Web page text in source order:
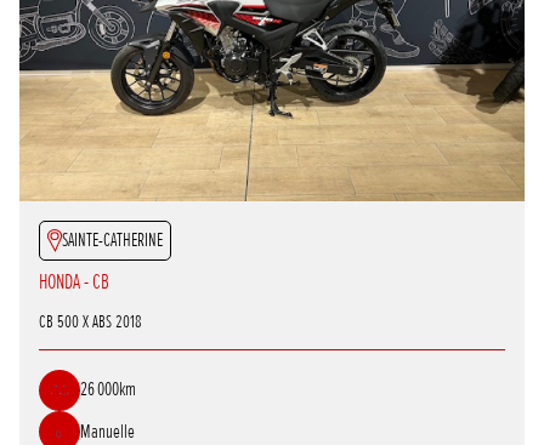
SAINTE-CATHERINE
HONDA - CB
CB 500 X ABS 2018
26 000km
Manuelle